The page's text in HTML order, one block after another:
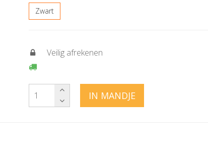
Zwart
Veilig afrekenen
IN MANDJE